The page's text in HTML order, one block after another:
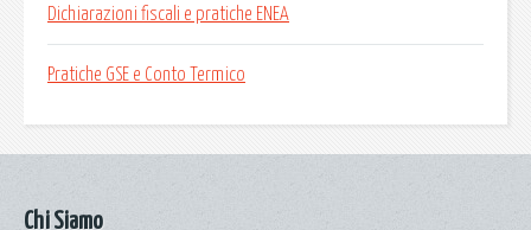
Dichiarazioni fiscali e pratiche ENEA
Pratiche GSE e Conto Termico
Chi Siamo